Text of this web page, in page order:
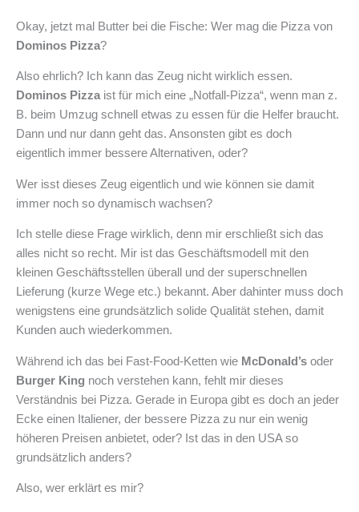
Okay, jetzt mal Butter bei die Fische: Wer mag die Pizza von
Dominos Pizza?
Also ehrlich? Ich kann das Zeug nicht wirklich essen.
Dominos Pizza ist für mich eine „Notfall-Pizza“, wenn man z.
B. beim Umzug schnell etwas zu essen für die Helfer braucht.
Dann und nur dann geht das. Ansonsten gibt es doch
eigentlich immer bessere Alternativen, oder?
Wer isst dieses Zeug eigentlich und wie können sie damit
immer noch so dynamisch wachsen?
Ich stelle diese Frage wirklich, denn mir erschließt sich das
alles nicht so recht. Mir ist das Geschäftsmodell mit den
kleinen Geschäftsstellen überall und der superschnellen
Lieferung (kurze Wege etc.) bekannt. Aber dahinter muss doch
wenigstens eine grundsätzlich solide Qualität stehen, damit
Kunden auch wiederkommen.
Während ich das bei Fast-Food-Ketten wie McDonald’s oder
Burger King noch verstehen kann, fehlt mir dieses
Verständnis bei Pizza. Gerade in Europa gibt es doch an jeder
Ecke einen Italiener, der bessere Pizza zu nur ein wenig
höheren Preisen anbietet, oder? Ist das in den USA so
grundsätzlich anders?
Also, wer erklärt es mir?